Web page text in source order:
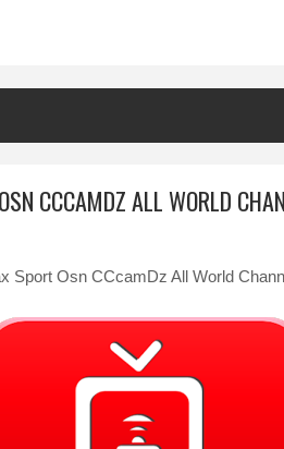
CCCAMDZ ALL WORLD
Sport Osn CCcamDz All World